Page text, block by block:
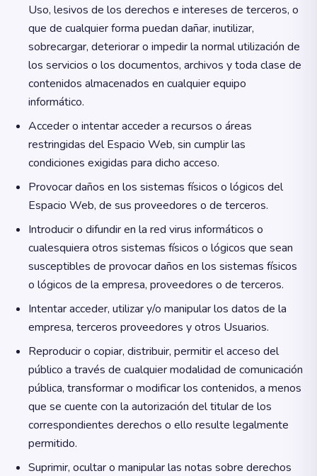
Uso, lesivos de los derechos e intereses de terceros, o
que de cualquier forma puedan dañar, inutilizar,
sobrecargar, deteriorar o impedir la normal utilización de
los servicios o los documentos, archivos y toda clase de
contenidos almacenados en cualquier equipo
informático.
Acceder o intentar acceder a recursos o áreas
restringidas del Espacio Web, sin cumplir las
condiciones exigidas para dicho acceso.
Provocar daños en los sistemas físicos o lógicos del
Espacio Web, de sus proveedores o de terceros.
Introducir o difundir en la red virus informáticos o
cualesquiera otros sistemas físicos o lógicos que sean
susceptibles de provocar daños en los sistemas físicos
o lógicos de la empresa, proveedores o de terceros.
Intentar acceder, utilizar y/o manipular los datos de la
empresa, terceros proveedores y otros Usuarios.
Reproducir o copiar, distribuir, permitir el acceso del
público a través de cualquier modalidad de comunicación
pública, transformar o modificar los contenidos, a menos
que se cuente con la autorización del titular de los
correspondientes derechos o ello resulte legalmente
permitido.
Suprimir, ocultar o manipular las notas sobre derechos